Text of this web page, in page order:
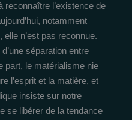
reconnaître l’existence de
notamment
n’est pas reconnue.
séparation entre
part, le matérialisme nie
l’esprit et la matière, et
insiste sur notre
se libérer de la tendance